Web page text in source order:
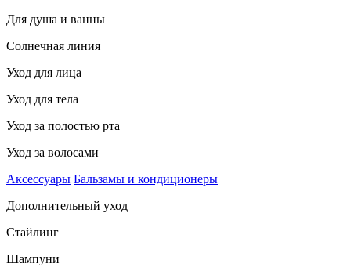
Для душа и ванны
Солнечная линия
Уход для лица
Уход для тела
Уход за полостью рта
Уход за волосами
Аксессуары Бальзамы и кондиционеры
Дополнительный уход
Стайлинг
Шампуни